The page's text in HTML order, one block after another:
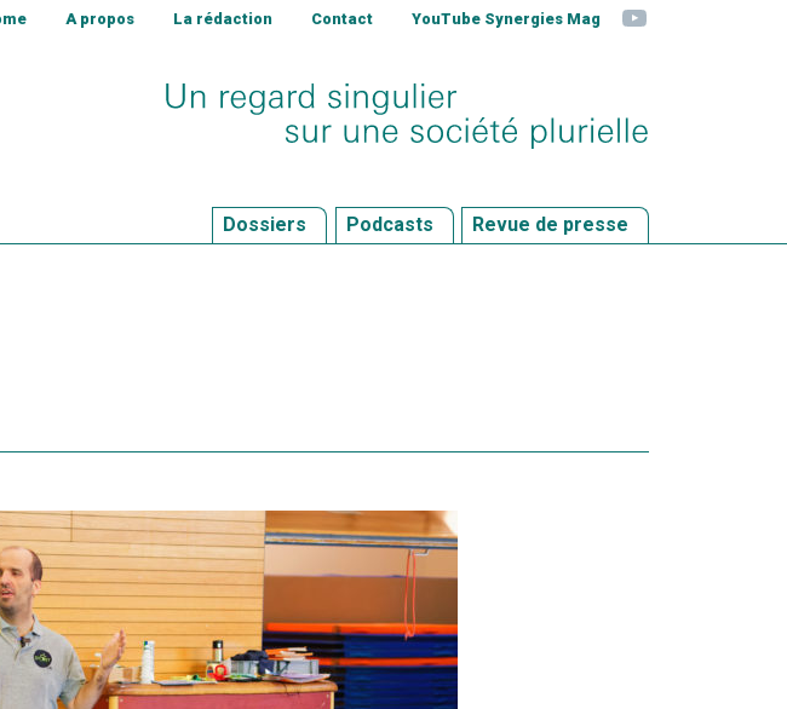
A propos La rédaction Contact YouTube Synergies Mag YouTube
Dossiers Podcasts Revue de presse